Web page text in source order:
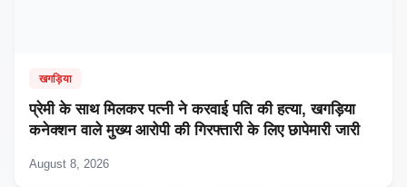
खगड़िया
प्रेमी के साथ मिलकर पत्नी ने करवाई पति की हत्या, खगड़िया
कनेक्शन वाले मुख्य आरोपी की गिरफ्तारी के लिए छापेमारी जारी
August 8, 2026